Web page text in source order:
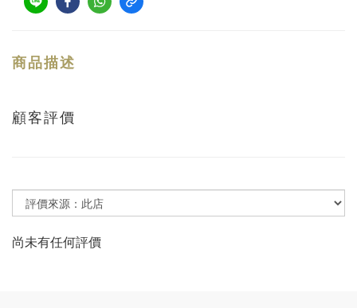
商品描述
顧客評價
尚未有任何評價